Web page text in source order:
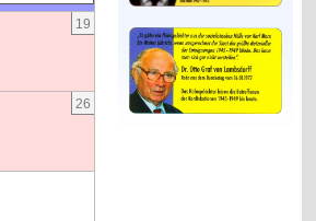
19
26